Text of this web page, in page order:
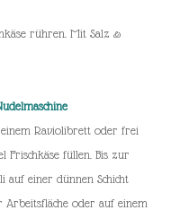
rühren. Mit Salz &
Raviolibrett oder frei
Frischkäse füllen. Bis zur
auf einer dünnen Schicht
oder auf einem